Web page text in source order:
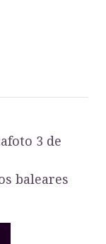
3 de
baleares